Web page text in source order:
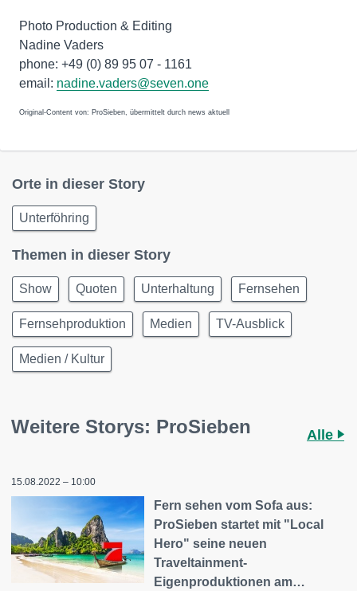
Photo Production & Editing
Nadine Vaders
phone: +49 (0) 89 95 07 - 1161
email: nadine.vaders@seven.one
Original-Content von: ProSieben, übermittelt durch news aktuell
Orte in dieser Story
Unterföhring
Themen in dieser Story
Show Quoten Unterhaltung Fernsehen
Fernsehproduktion Medien TV-Ausblick
Medien / Kultur
Weitere Storys: ProSieben Alle
15.08.2022 – 10:00
Fern sehen vom Sofa aus:
ProSieben startet mit "Local
Hero" seine neuen
Traveltainment-
Eigenproduktionen am…